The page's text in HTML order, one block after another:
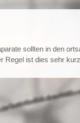
sollten in den
Regel ist dies sehr